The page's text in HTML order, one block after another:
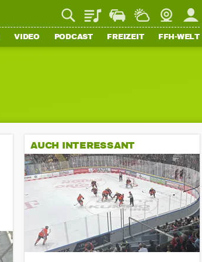
PlaylistStaupilotWetterWebcam
VIDEO PODCAST FREIZEIT FFH-WELT
AUCH INTERESSANT